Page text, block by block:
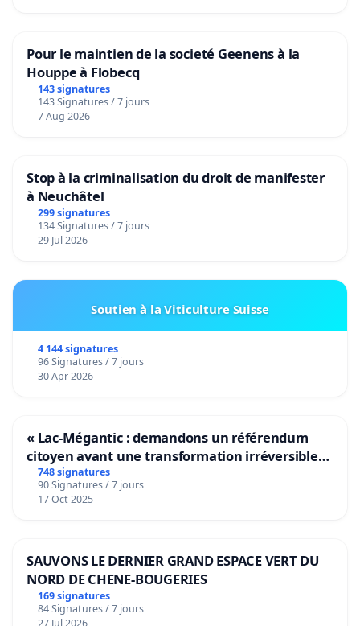
Pour le maintien de la societé Geenens à la
Houppe à Flobecq
143 signatures
143 Signatures / 7 jours
7 Aug 2026
Stop à la criminalisation du droit de manifester
à Neuchâtel
299 signatures
134 Signatures / 7 jours
29 Jul 2026
Soutien à la Viticulture Suisse
4 144 signatures
96 Signatures / 7 jours
30 Apr 2026
« Lac-Mégantic : demandons un référendum
citoyen avant une transformation irréversible
de notre territoire »
748 signatures
90 Signatures / 7 jours
17 Oct 2025
SAUVONS LE DERNIER GRAND ESPACE VERT DU
NORD DE CHENE-BOUGERIES
169 signatures
84 Signatures / 7 jours